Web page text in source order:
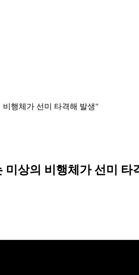
행체가 선미 타격해 발생"
미상의 비행체가 선미 타